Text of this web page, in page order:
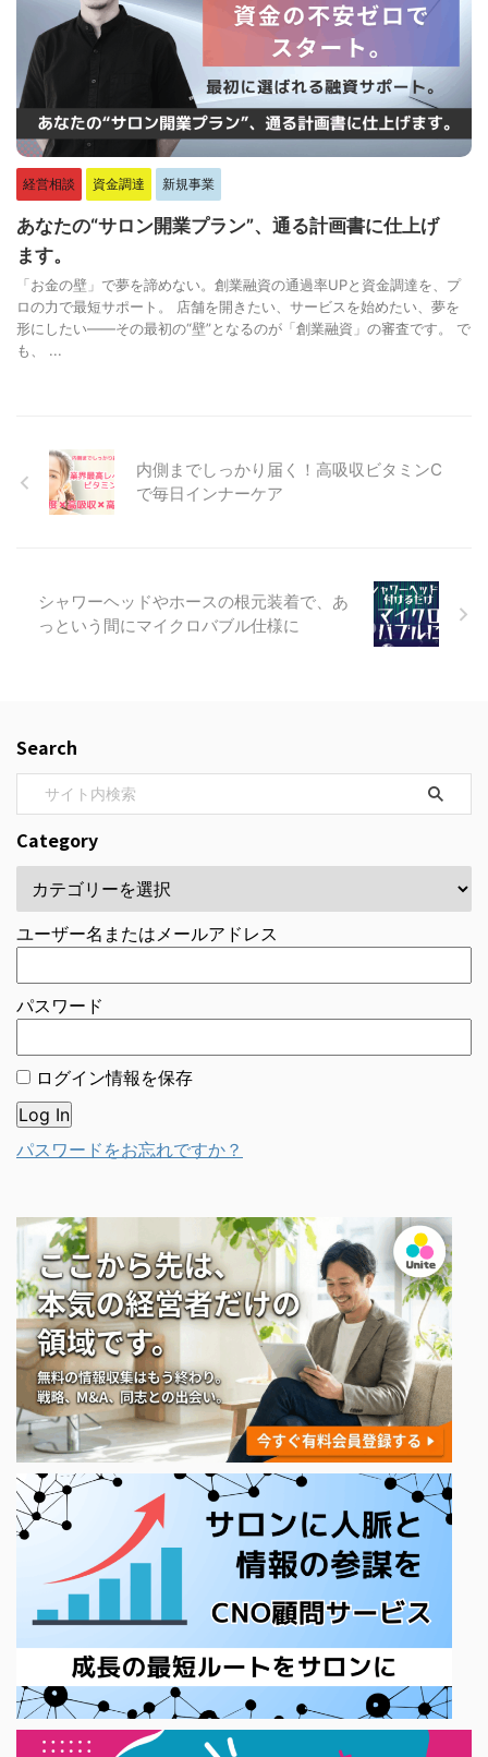
経営相談 資金調達 新規事業
あなたの“サロン開業プラン”、通る計画書に仕上げ
ます。
「お金の壁」で夢を諦めない。創業融資の通過率UPと資金調達を、プ
ロの力で最短サポート。 店舗を開きたい、サービスを始めたい、夢を
形にしたい——その最初の“壁”となるのが「創業融資」の審査です。 で
も、 ...
内側までしっかり届く！高吸収ビタミンC
で毎日インナーケア
シャワーヘッドやホースの根元装着で、あ
っという間にマイクロバブル仕様に
Search
Category
ユーザー名またはメールアドレス
パスワード
ログイン情報を保存
パスワードをお忘れですか？